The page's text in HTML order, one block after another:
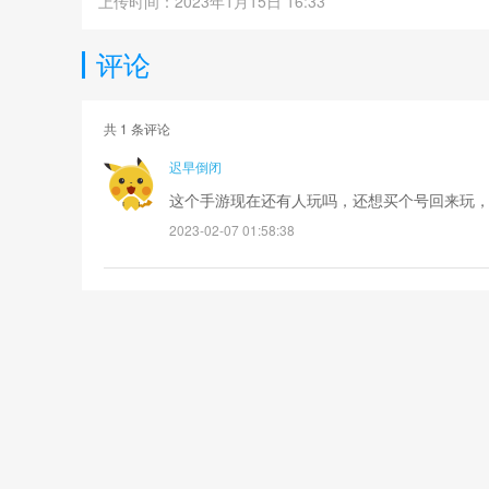
评论
共 1 条评论
迟早倒闭
这个手游现在还有人玩吗，还想买个号回来玩
2023-02-07 01:58:38